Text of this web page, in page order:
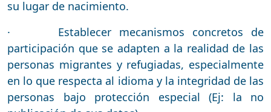
su lugar de nacimiento.
· Establecer mecanismos concretos de
participación que se adapten a la realidad de las
personas migrantes y refugiadas, especialmente
en lo que respecta al idioma y la integridad de las
personas bajo protección especial (Ej: la no